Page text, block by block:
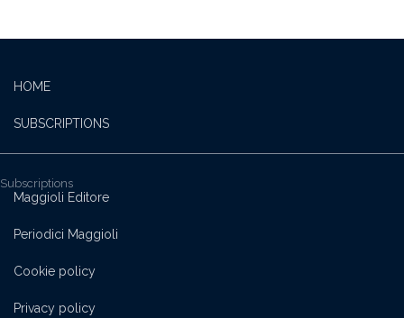
HOME
SUBSCRIPTIONS
Subscriptions
Maggioli Editore
Periodici Maggioli
Cookie policy
Privacy policy